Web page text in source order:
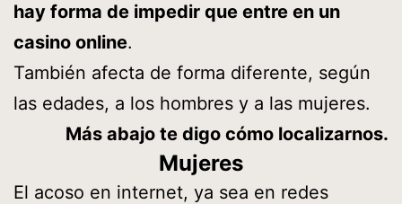
hay forma de impedir que entre en un
casino online.
También afecta de forma diferente, según
las edades, a los hombres y a las mujeres.
Más abajo te digo cómo localizarnos.
Mujeres
El acoso en internet, ya sea en redes